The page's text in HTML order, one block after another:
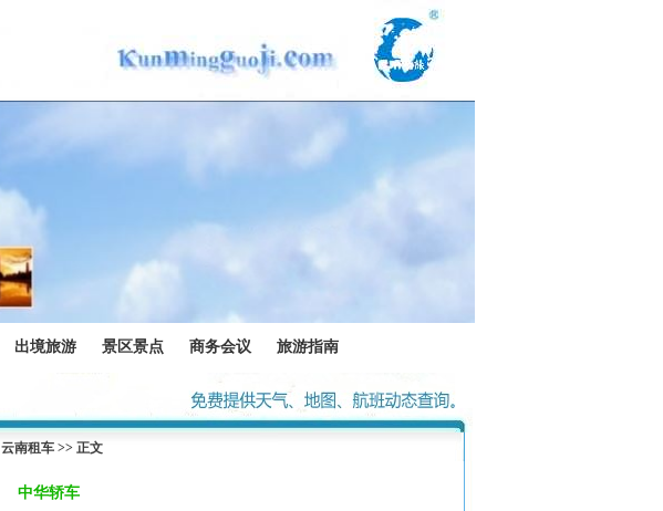
出境旅游 景区景点 商务会议 旅游指南
云南租车>> 正文
中华轿车